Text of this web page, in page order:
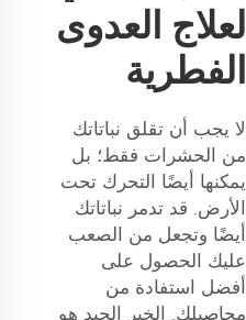
لعلاج العدوى
الفطرية
لا يجب أن تقلق نباتاتك
من الحشرات فقط؛ بل
يمكنها أيضًا التحرك تحت
الأرض. قد تدمر نباتاتك
أيضًا وتجعل من الصعب
عليك الحصول على
أفضل استفادة من
محاصيلك. الخبر الجيد هو